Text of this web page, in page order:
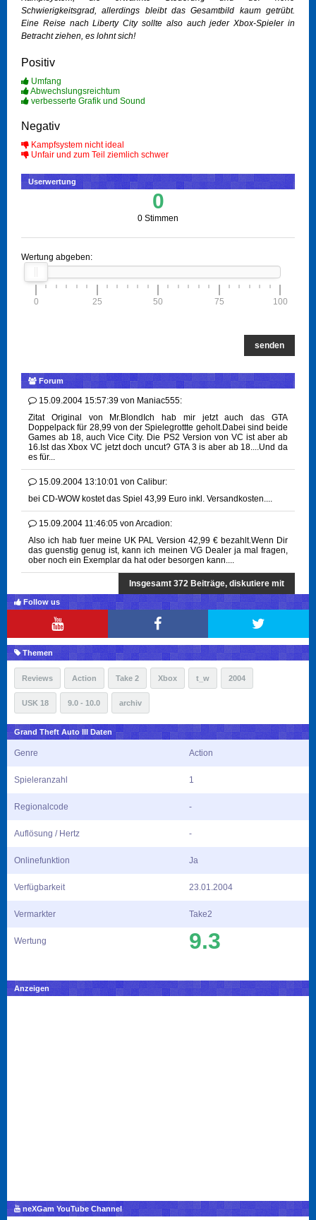
Schwierigkeitsgrad, allerdings bleibt das Gesamtbild kaum getrübt.
Eine Reise nach Liberty City sollte also auch jeder Xbox-Spieler in
Betracht ziehen, es lohnt sich!
Positiv
Umfang
Abwechslungsreichtum
verbesserte Grafik und Sound
Negativ
Kampfsystem nicht ideal
Unfair und zum Teil ziemlich schwer
Userwertung
0
0 Stimmen
Wertung abgeben:
0 25 50 75 100
senden
Forum
15.09.2004 15:57:39 von Maniac555:
Zitat Original von Mr.BlondIch hab mir jetzt auch das GTA
Doppelpack für 28,99 von der Spielegrottte geholt.Dabei sind beide
Games ab 18, auch Vice City. Die PS2 Version von VC ist aber ab
16.Ist das Xbox VC jetzt doch uncut? GTA 3 is aber ab 18....Und da
es für...
15.09.2004 13:10:01 von Calibur:
bei CD-WOW kostet das Spiel 43,99 Euro inkl. Versandkosten....
15.09.2004 11:46:05 von Arcadion:
Also ich hab fuer meine UK PAL Version 42,99 € bezahlt.Wenn Dir
das guenstig genug ist, kann ich meinen VG Dealer ja mal fragen,
ober noch ein Exemplar da hat oder besorgen kann....
Insgesamt 372 Beiträge, diskutiere mit
Follow us
Themen
Reviews Action Take 2 Xbox t_w 2004
USK 18 9.0 - 10.0 archiv
Grand Theft Auto III Daten
Genre Action
Spieleranzahl 1
Regionalcode -
Auflösung / Hertz -
Onlinefunktion Ja
Verfügbarkeit 23.01.2004
Vermarkter Take2
Wertung 9.3
Anzeigen
neXGam YouTube Channel